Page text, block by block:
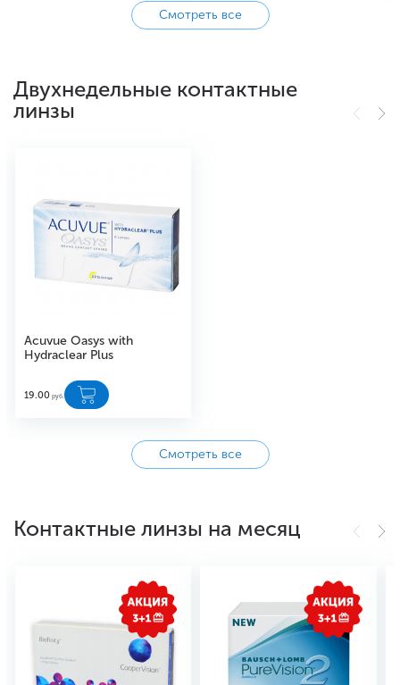
Смотреть все
Двухнедельные контактные
линзы
Acuvue Oasys with
Hydraclear Plus
19.00 руб.
Смотреть все
Контактные линзы на месяц